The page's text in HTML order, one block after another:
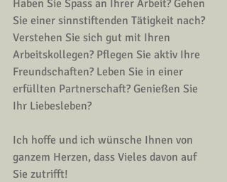
Haben Sie Spass an Ihrer Arbeit? Gehen
Sie einer sinnstiftenden Tätigkeit nach?
Verstehen Sie sich gut mit Ihren
Arbeitskollegen? Pflegen Sie aktiv Ihre
Freundschaften? Leben Sie in einer
erfüllten Partnerschaft? Genießen Sie
Ihr Liebesleben?
Ich hoffe und ich wünsche Ihnen von
ganzem Herzen, dass Vieles davon auf
Sie zutrifft!